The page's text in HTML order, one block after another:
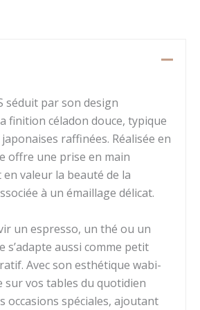
séduit par son design
finition céladon douce, typique
raffinées. Réalisée en
offre une prise en main
valeur la beauté de la
à un émaillage délicat.
un espresso, un thé ou un
s’adapte aussi comme petit
Avec son esthétique wabi-
sur vos tables du quotidien
occasions spéciales, ajoutant